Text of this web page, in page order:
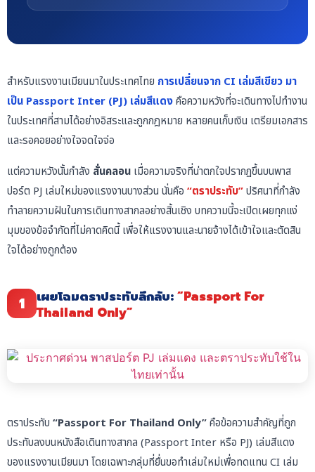
สำหรับแรงงานเมียนมาในประเทศไทย การเปลี่ยนจาก CI เล่มสีเขียว มา
เป็น Passport Inter (PJ) เล่มสีแดงคือความหวังที่จะเดินทางไปทำงาน
ในประเทศที่สามได้อย่างอิสระและถูกกฎหมาย หลายคนเก็บเงิน เตรียมเอกสาร
และรอคอยอย่างใจจดใจจ่อ
แต่ความหวังนั้นกำลัง สั่นคลอน เมื่อความจริงที่น่าตกใจปรากฏขึ้นบนพาส
ปอร์ต PJ เล่มใหม่ของแรงงานบางส่วน นั่นคือ “ตราประทับ”ปริศนาที่กำลัง
ทำลายความฝันในการเดินทางสากลอย่างสิ้นเชิง บทความนี้จะเปิดเผยทุกแง่
มุมของข้อจำกัดที่ไม่คาดคิดนี้ เพื่อให้แรงงานและนายจ้างได้เข้าใจและตัดสิน
ใจได้อย่างถูกต้อง
1 เผยโฉมตราประทับลึกลับ:“Passport For
Thailand Only”
ตราประทับ “Passport For Thailand Only”คือข้อความสำคัญที่ถูก
ประทับลงบนหนังสือเดินทางสากล (Passport Inter หรือ PJ) เล่มสีแดง
ของแรงงานเมียนมา โดยเฉพาะกลุ่มที่ยื่นขอทำเล่มใหม่เพื่อทดแทน CI เล่ม